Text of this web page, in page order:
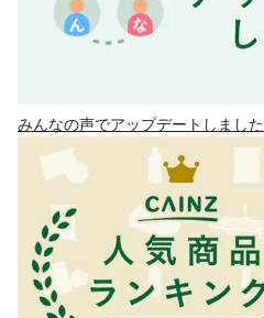
みんなの声でアップデートしました